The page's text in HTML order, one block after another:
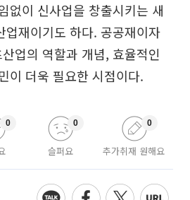
없이 신사업을 창출시키는 새
업재이기도 하다. 공공재이자
업의 역할과 개념, 효율적인
이 더욱 필요한 시점이다.
0
슬퍼요
0
추가취재 원해요
0